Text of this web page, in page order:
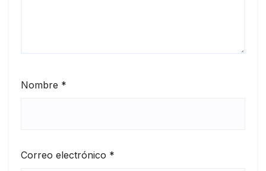
Nombre *
Correo electrónico *